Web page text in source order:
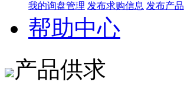
我的询盘管理 发布求购信息 发布产
帮助中心
产品供求